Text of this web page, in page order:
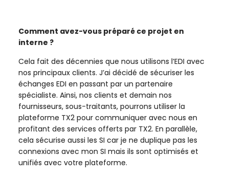
Comment avez-vous préparé ce projet en
interne ?
Cela fait des décennies que nous utilisons l’EDI avec
nos principaux clients. J’ai décidé de sécuriser les
échanges EDI en passant par un partenaire
spécialiste. Ainsi, nos clients et demain nos
fournisseurs, sous-traitants, pourrons utiliser la
plateforme TX2 pour communiquer avec nous en
profitant des services offerts par TX2. En parallèle,
cela sécurise aussi les SI car je ne duplique pas les
connexions avec mon SI mais ils sont optimisés et
unifiés avec votre plateforme.